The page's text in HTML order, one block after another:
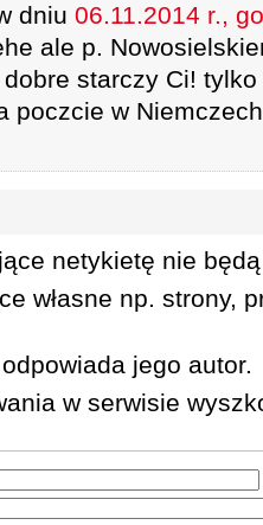
dniu 06.11.2014 r.,
ale p.
starczy Ci!
poczcie w
netykietę nie
własne np. strony,
jego autor.
w serwisie